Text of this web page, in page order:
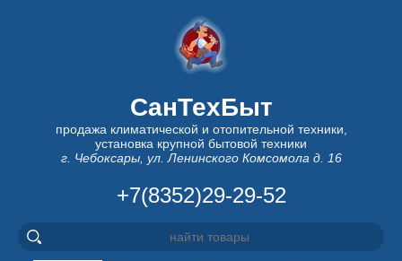
СанТехБыт
продажа климатической и отопительной техники,
установка крупной бытовой техники
г. Чебоксары, ул. Ленинского Комсомола д. 16
+7(8352)29-29-52